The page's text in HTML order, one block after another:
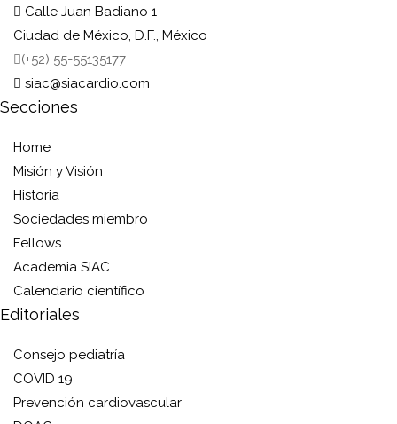
Calle Juan Badiano 1
Ciudad de México, D.F., México
(+52) 55-55135177
siac@siacardio.com
Secciones
Home
Misión y Visión
Historia
Sociedades miembro
Fellows
Academia SIAC
Calendario científico
Editoriales
Consejo pediatría
COVID 19
Prevención cardiovascular